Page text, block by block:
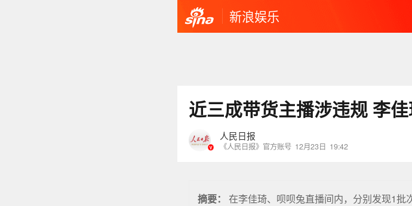
新浪娱乐
近三成带货主播涉违规 李
人民日报
《人民日报》官方账号 12月23日 19:42
摘要： 在李佳琦、呗呗兔直播间内，分别发现1批